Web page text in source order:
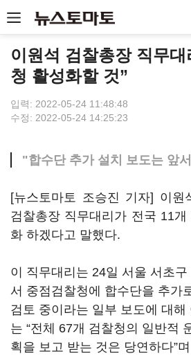
이원석 검찰총장 직무
청 활성화할 것”
입력: 2022-05-24 11:48:48
수정: 2022-05-24 14:25:23
"합수단 추가 설치 보도는 앞
[뉴스토마토 조승진 기자] 이원
검찰총장 직무대리가 전국 11
화 하겠다고 말했다.
이 직무대리는 24일 서울 서초구
서 중점검찰청에 합수단을 추가
검토 중이라는 일부 보도에 대해
는 “전체 67개 검찰청의 일반적
획을 보고 받는 것은 당연하다”